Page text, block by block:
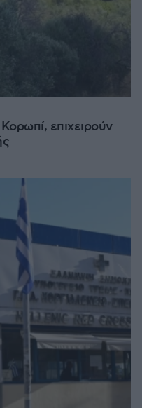
επιχειρούν